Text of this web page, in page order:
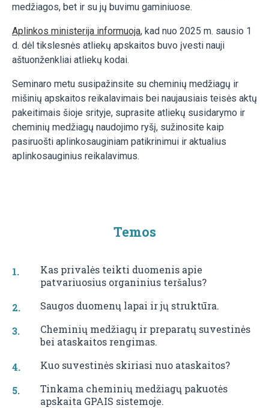
medžiagos, bet ir su jų buvimu gaminiuose.
Aplinkos ministerija informuoja, kad nuo 2025 m. sausio 1
d. dėl tikslesnės atliekų apskaitos buvo įvesti nauji
aštuonženkliai atliekų kodai.
Seminaro metu susipažinsite su cheminių medžiagų ir
mišinių apskaitos reikalavimais bei naujausiais teisės aktų
pakeitimais šioje srityje, suprasite atliekų susidarymo ir
cheminių medžiagų naudojimo ryšį, sužinosite kaip
pasiruošti aplinkosauginiam patikrinimui ir aktualius
aplinkosauginius reikalavimus.
Temos
Kas privalės teikti duomenis apie
patvariuosius organinius teršalus?
Saugos duomenų lapai ir jų struktūra.
Cheminių medžiagų ir preparatų suvestinės
bei ataskaitos rengimas.
Kuo suvestinės skiriasi nuo ataskaitos?
Tinkama cheminių medžiagų pakuotės
apskaita GPAIS sistemoje.